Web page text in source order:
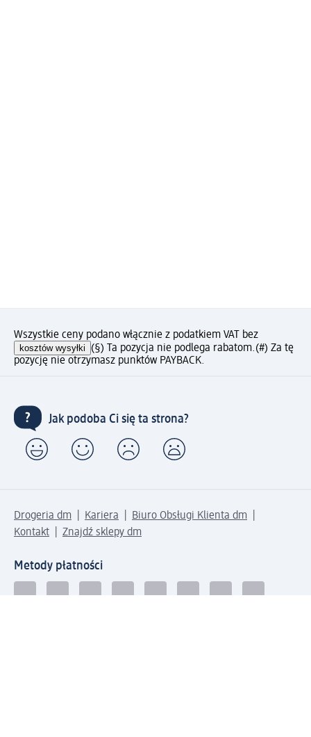
Wszystkie ceny podano włącznie z podatkiem VAT bez
kosztów wysyłki (§) Ta pozycja nie podlega rabatom.(#) Za tę
pozycję nie otrzymasz punktów PAYBACK.
Jak podoba Ci się ta strona?
Drogeria dm Kariera
Biuro Obsługi Klienta dm
Kontakt
Znajdź sklepy dm
Metody płatności